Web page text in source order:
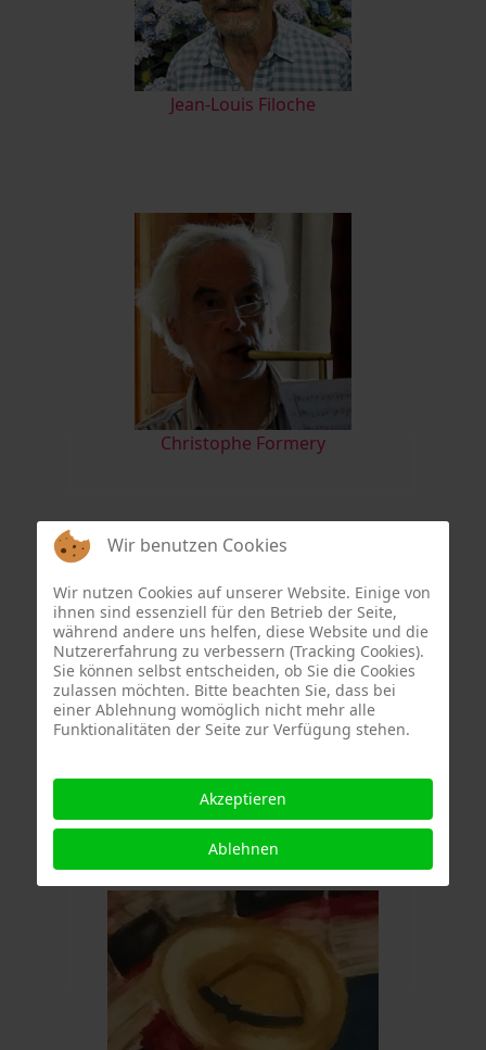
Jean-Louis Filoche
Christophe Formery
Joëlle Kuhne
Wir benutzen Cookies
Wir nutzen Cookies auf unserer Website. Einige von
ihnen sind essenziell für den Betrieb der Seite,
während andere uns helfen, diese Website und die
Nutzererfahrung zu verbessern (Tracking Cookies).
Sie können selbst entscheiden, ob Sie die Cookies
zulassen möchten. Bitte beachten Sie, dass bei
einer Ablehnung womöglich nicht mehr alle
Funktionalitäten der Seite zur Verfügung stehen.
Akzeptieren
Ablehnen